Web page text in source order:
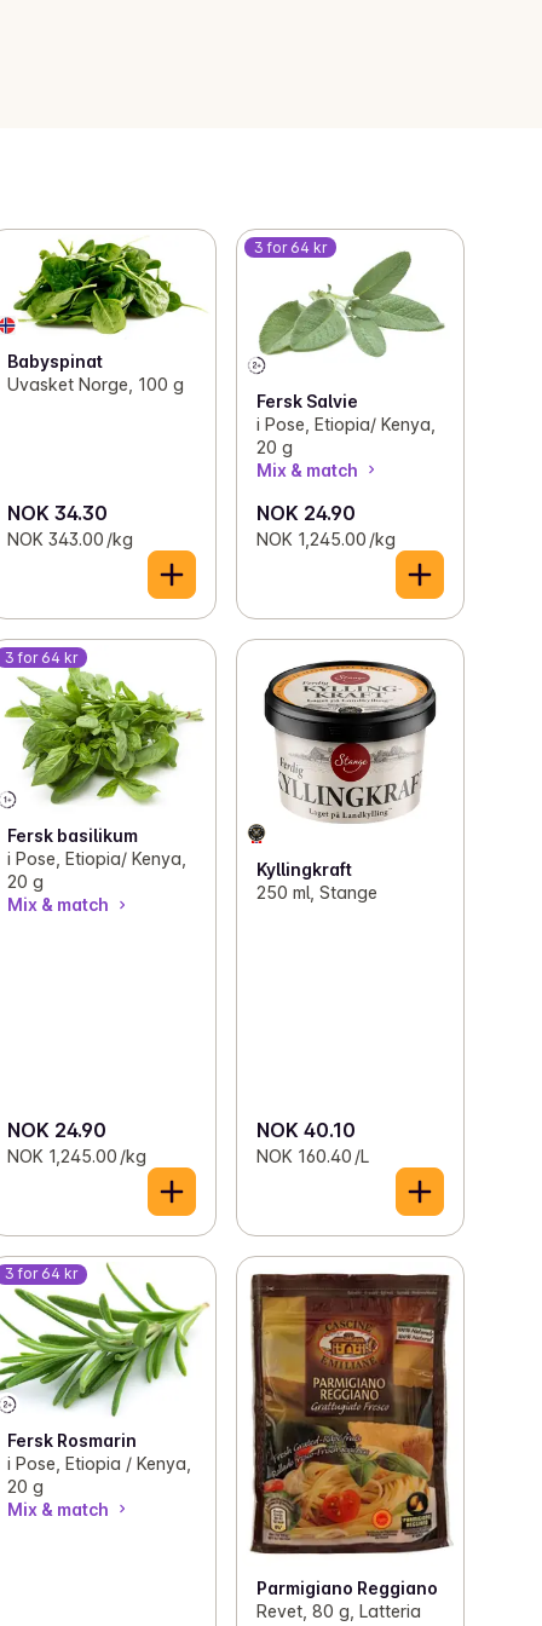
Babyspinat
Uvasket Norge, 100 g
NOK 34.30
NOK 343.00 /kg
3 for 64 kr
Fersk Salvie
i Pose, Etiopia/ Kenya,
20 g
Mix & match
NOK 24.90
NOK 1,245.00 /kg
3 for 64 kr
Fersk basilikum
i Pose, Etiopia/ Kenya,
20 g
Mix & match
NOK 24.90
NOK 1,245.00 /kg
Kyllingkraft
250 ml, Stange
NOK 40.10
NOK 160.40 /L
3 for 64 kr
Fersk Rosmarin
i Pose, Etiopia / Kenya,
20 g
Mix & match
Parmigiano Reggiano
Revet, 80 g, Latteria